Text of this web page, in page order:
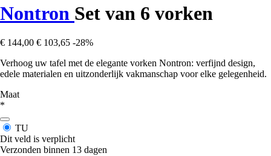
Nontron Set van 6 vorken
€ 144,00 € 103,65 -28%
Verhoog uw tafel met de elegante vorken Nontron: verfijnd design,
edele materialen en uitzonderlijk vakmanschap voor elke gelegenheid.
Maat
*
TU
Dit veld is verplicht
Verzonden binnen 13 dagen